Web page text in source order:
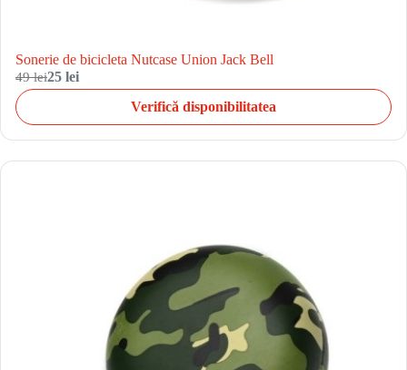
Sonerie de bicicleta Nutcase Union Jack Bell
49 lei25 lei
Verifică disponibilitatea